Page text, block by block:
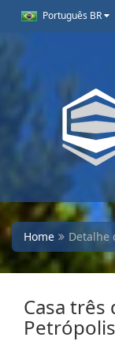
Português BR
Home Detalhe
Casa
Petrópolis